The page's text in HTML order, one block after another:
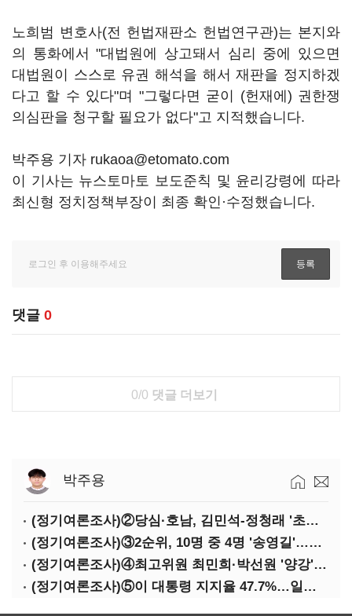
노희범 변호사(전 헌법재판소 헌법연구관)는 본지와
의 통화에서 "대법원에 상고돼서 심리 중에 있으면
대법원이 스스로 유권 해석을 해서 재판을 정지하겠
다고 할 수 있다"며 "그렇다면 굳이 (헌재에) 권한쟁
의심판을 청구할 필요가 없다"고 지적했습니다.
박주용 기자 rukaoa@etomato.com
이 기사는 뉴스토마토 보도준칙 및 윤리강령에 따라
최신형 정치정책부장이 최종 확인·수정했습니다.
댓글 0
0/0 댓글 더보기
박주용
(정기여론조사)②당심·호남, 김민석-정청래 '초접전'
(정기여론조사)③2순위, 10명 중 4명 '송영길'…정청래 '한 자릿수'
(정기여론조사)④최고위원 최민희·박선원 '양강'…서미화·이성윤·임미애 뒤이어
(정기여론조사)⑤이 대통령 지지율 47.7%…일주일 만에 다시 40%대